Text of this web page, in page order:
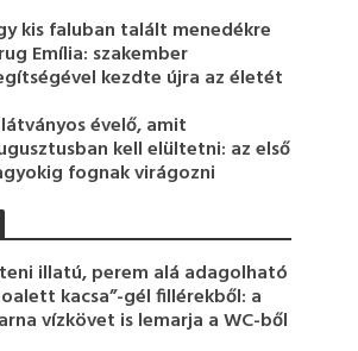
kis faluban talált menedékre
Emília: szakember
kezdte újra az életét
évelő, amit
kell elültetni: az első
fognak virágozni
illatú, perem alá adagolható
kacsa”-gél fillérekből: a
vízkövet is lemarja a WC-ből